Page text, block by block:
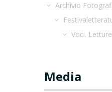
Archivio
Voci.
Media